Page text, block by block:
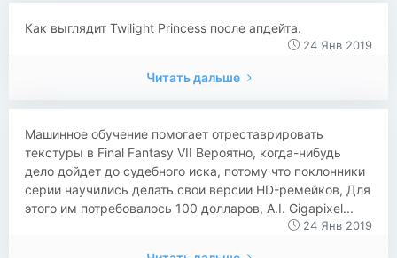
Как выглядит Twilight Princess после апдейта.
24 Янв 2019
Читать дальше
Машинное обучение помогает отреставрировать
текстуры в Final Fantasy VII Вероятно, когда-нибудь
дело дойдет до судебного иска, потому что поклонники
серии научились делать свои версии HD-ремейков, Для
этого им потребовалось 100 долларов, A.I. Gigapixel...
24 Янв 2019